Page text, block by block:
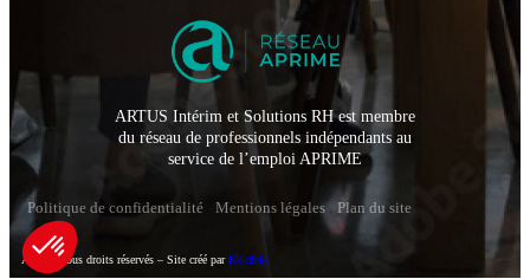
ARTUS Intérim et Solutions RH est membre
du réseau de professionnels indépendants au
service de l’emploi APRIME
Politique de confidentialité Mentions légales Plan du site
Artus – Tous droits réservés – Site créé parKelcible